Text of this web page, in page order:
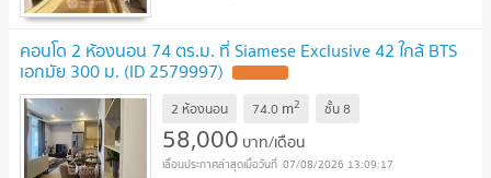
คอนโด 2 ห้องนอน 74 ตร.ม. ที่ Siamese Exclusive 42 ใกล้ BTS
เอกมัย 300 ม. (ID 2579997)
2 ห้องนอน 74.0 m2 ชั้น8
58,000 บาท/เดือน
07/08/2026 13:09:17